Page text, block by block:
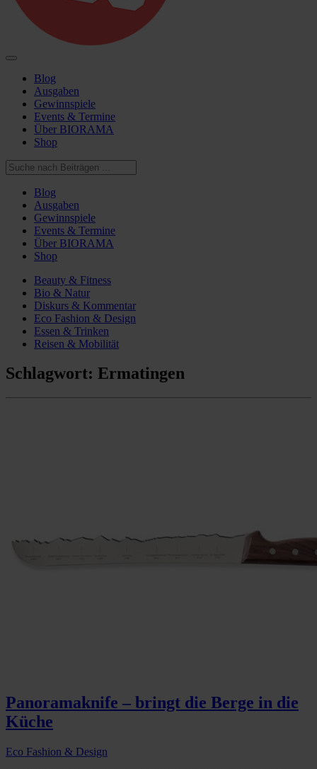
Blog
Ausgaben
Gewinnspiele
Events & Termine
Über BIORAMA
Shop
Blog
Ausgaben
Gewinnspiele
Events & Termine
Über BIORAMA
Shop
Beauty & Fitness
Bio & Natur
Diskurs & Kommentar
Eco Fashion & Design
Essen & Trinken
Reisen & Mobilität
Schlagwort: Ermatingen
Panoramaknife – bringt die Berge in die
Küche
Eco Fashion & Design